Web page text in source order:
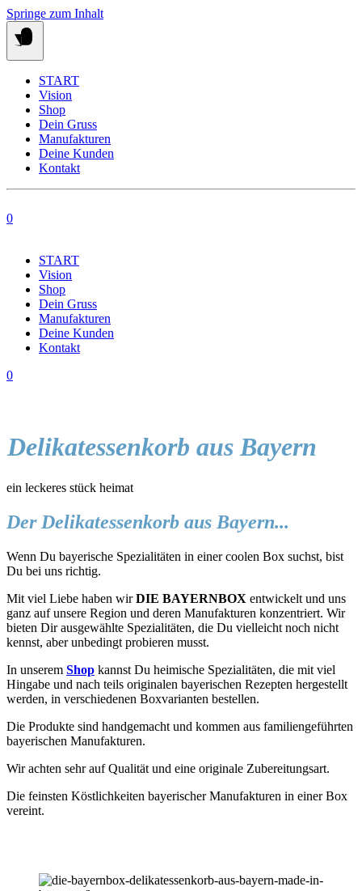
Springe zum Inhalt
START
Vision
Shop
Dein Gruss
Manufakturen
Deine Kunden
Kontakt
0
START
Vision
Shop
Dein Gruss
Manufakturen
Deine Kunden
Kontakt
0
Delikatessenkorb aus Bayern
ein leckeres stück heimat
Der Delikatessenkorb aus Bayern...
Wenn Du bayerische Spezialitäten in einer coolen Box suchst, bist
Du bei uns richtig.
Mit viel Liebe haben wirDIE BAYERNBOX entwickelt und uns
ganz auf unsere Region und deren Manufakturen konzentriert. Wir
bieten Dir ausgewählte Spezialitäten, die Du vielleicht noch nicht
kennst, aber unbedingt probieren musst.
In unserem Shop kannst Du heimische Spezialitäten, die mit viel
Hingabe und nach teils originalen bayerischen Rezepten hergestellt
werden, in verschiedenen Boxvarianten bestellen.
Die Produkte sind handgemacht und kommen aus familiengeführten
bayerischen Manufakturen.
Wir achten sehr auf Qualität und eine originale Zubereitungsart.
Die feinsten Köstlichkeiten bayerischer Manufakturen in einer Box
vereint.